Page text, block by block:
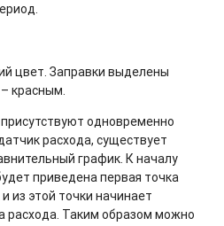
цвет. Заправки выделены
красным.
одновременно
расхода, существует
график. К началу
приведена первая точка
из этой точки начинает
расхода. Таким образом можно